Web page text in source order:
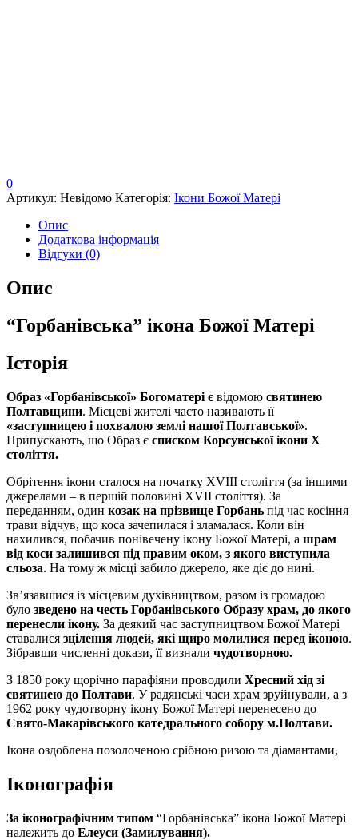
0
Артикул: Невідомо Категорія: Ікони Божої Матері
Опис
Додаткова інформація
Відгуки (0)
Опис
“Горбанівська” ікона Божої Матері
Історія
Образ «Горбанівської» Богоматері є відомою святинею
Полтавщини. Місцеві жителі часто називають її
«заступницею і похвалою землі нашої Полтавської».
Припускають, що Образ є списком Корсунської ікони Х
століття.
Обрітення ікони сталося на початку XVIII століття (за іншими
джерелами – в першій половині ХVII століття). За
переданням, один козак на прізвище Горбань під час косіння
трави відчув, що коса зачепилася і зламалася. Коли він
нахилився, побачив понівечену ікону Божої Матері, а шрам
від коси залишився під правим оком, з якого виступила
сльоза. На тому ж місці забило джерело, яке діє до нині.
Зв’язавшися із місцевим духівництвом, разом із громадою
було зведено на честь Горбанівського Образу храм, до якого
перенесли ікону. За деякий час заступництвом Божої Матері
ставалися зцілення людей, які щиро молилися перед іконою.
Зібравши численні докази, її визнали чудотворною.
З 1850 року щорічно парафіяни проводили Хресний хід зі
святинею до Полтави. У радянські часи храм зруйнували, а з
1962 року чудотворну ікону Божої Матері перенесено до
Свято-Макарівського катедрального собору м.Полтави.
Ікона оздоблена позолоченою срібною ризою та діамантами,
Іконографія
За іконографічним типом “Горбанівська” ікона Божої Матері
належить до Елеуси (Замилування).